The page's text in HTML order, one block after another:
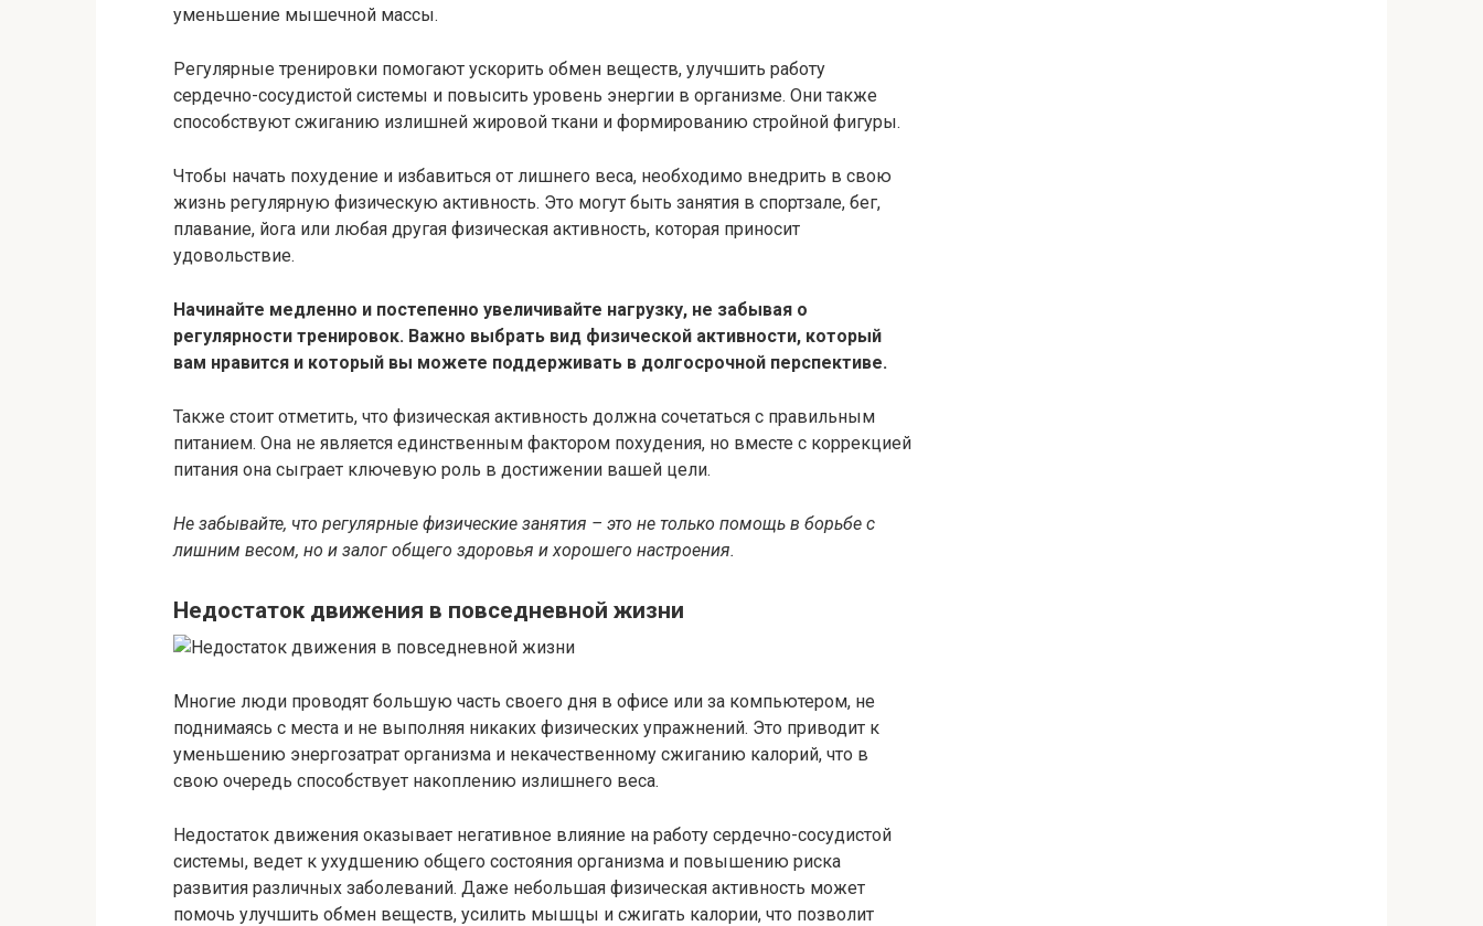
уменьшение мышечной массы.
Регулярные тренировки помогают ускорить обмен веществ, улучшить работу
сердечно-сосудистой системы и повысить уровень энергии в организме. Они также
способствуют сжиганию излишней жировой ткани и формированию стройной фигуры.
Чтобы начать похудение и избавиться от лишнего веса, необходимо внедрить в свою
жизнь регулярную физическую активность. Это могут быть занятия в спортзале, бег,
плавание, йога или любая другая физическая активность, которая приносит
удовольствие.
Начинайте медленно и постепенно увеличивайте нагрузку, не забывая о
регулярности тренировок. Важно выбрать вид физической активности, который
вам нравится и который вы можете поддерживать в долгосрочной перспективе.
Также стоит отметить, что физическая активность должна сочетаться с правильным
питанием. Она не является единственным фактором похудения, но вместе с коррекцией
питания она сыграет ключевую роль в достижении вашей цели.
Не забывайте, что регулярные физические занятия – это не только помощь в борьбе с
лишним весом, но и залог общего здоровья и хорошего настроения.
Недостаток движения в повседневной жизни
Многие люди проводят большую часть своего дня в офисе или за компьютером, не
поднимаясь с места и не выполняя никаких физических упражнений. Это приводит к
уменьшению энергозатрат организма и некачественному сжиганию калорий, что в
свою очередь способствует накоплению излишнего веса.
Недостаток движения оказывает негативное влияние на работу сердечно-сосудистой
системы, ведет к ухудшению общего состояния организма и повышению риска
развития различных заболеваний. Даже небольшая физическая активность может
помочь улучшить обмен веществ, усилить мышцы и сжигать калории, что позволит